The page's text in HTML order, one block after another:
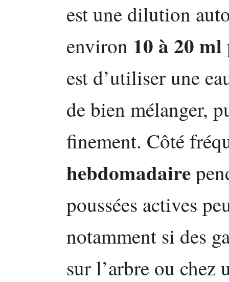
est une dilution
environ 10 à 20
est d’utiliser une
de bien mélanger,
finement. Côté
hebdomadaire
poussées actives
notamment si des
sur l’arbre ou chez